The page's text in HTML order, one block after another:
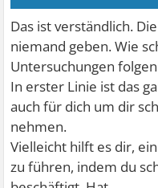
Das ist verständlich.
niemand geben. Wie
Untersuchungen
In erster Linie ist das
auch für dich um dir
nehmen.
Vielleicht hilft es dir,
zu führen, indem du